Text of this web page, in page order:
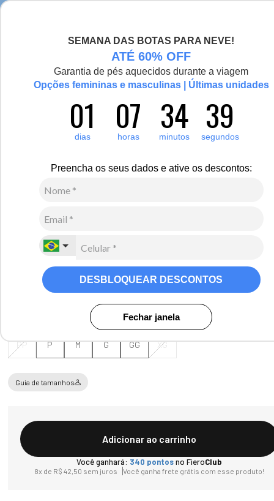
SEMANA DAS BOTAS PARA NEVE!
ATÉ 60% OFF
Garantia de pés aquecidos durante a viagem
Opções femininas e masculinas | Últimas unidades
01
dias 07
horas 34
minutos 38
segundos
Preencha os seus dados e ative os descontos:
DESBLOQUEAR DESCONTOS
Fechar janela
Vestuário Moletom e Fleece
00
42,50sem juros
(5% OFF no PIX/Boleto)
PP P M G GG XG
Guia de tamanhos
Adicionar ao carrinho
Você ganhará: 340 pontosno FieroClub
8x de R$ 42,50 sem juros Você ganha frete grátis com esse produto!